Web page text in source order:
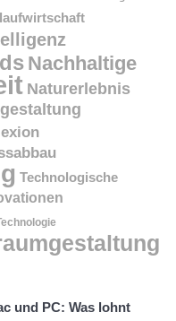
Nachhaltige
Naturerlebnis
Technologische
und PC: Was lohnt